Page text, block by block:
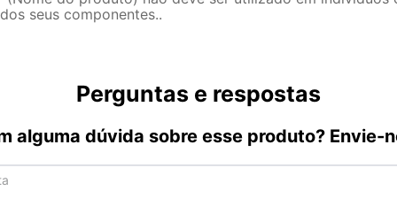
dos seus componentes.
Perguntas e respostas
alguma dúvida sobre esse produto? Envie-